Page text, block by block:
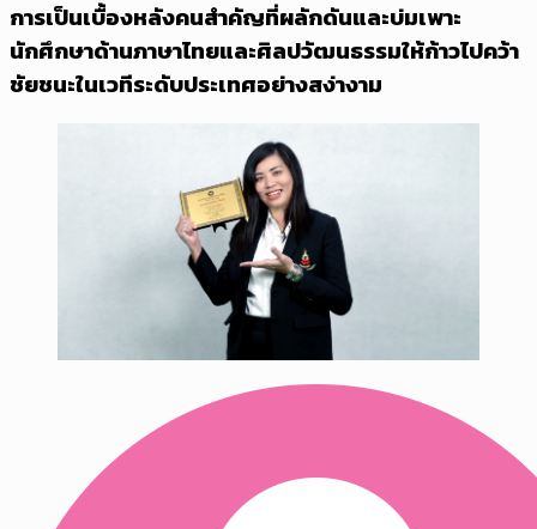
การเป็นเบื้องหลังคนสำคัญที่ผลักดันและบ่มเพาะ
นักศึกษาด้านภาษาไทยและศิลปวัฒนธรรมให้ก้าวไปคว้า
ชัยชนะในเวทีระดับประเทศอย่างสง่างาม